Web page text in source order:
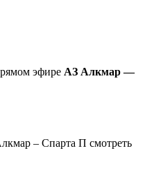
эфире АЗ Алкмар —
– Спарта П смотреть